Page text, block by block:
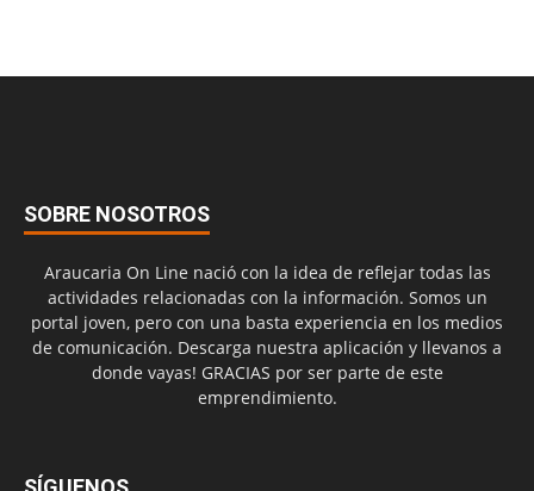
SOBRE NOSOTROS
Araucaria On Line nació con la idea de reflejar todas las
actividades relacionadas con la información. Somos un
portal joven, pero con una basta experiencia en los medios
de comunicación. Descarga nuestra aplicación y llevanos a
donde vayas! GRACIAS por ser parte de este
emprendimiento.